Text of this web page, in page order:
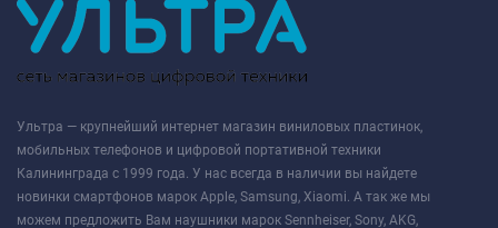
Ультра — крупнейший интернет магазин виниловых пластинок,
мобильных телефонов и цифровой портативной техники
Калининграда с 1999 года. У нас всегда в наличии вы найдете
новинки смартфонов марок Apple, Samsung, Xiaomi. А так же мы
можем предложить Вам наушники марок Sennheiser, Sony, AKG,